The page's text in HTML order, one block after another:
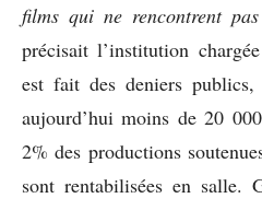
films qui ne rencontrent
précisait l’institution
est fait des deniers
aujourd’hui moins de 20
2% des productions
sont rentabilisées en salle.